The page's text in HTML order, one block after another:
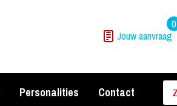
Jouw aanvraag
0
Personalities Contact